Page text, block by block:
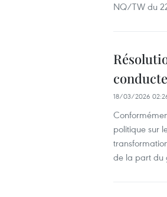
NQ/TW du
18/03/2026
politique sur
de la part du